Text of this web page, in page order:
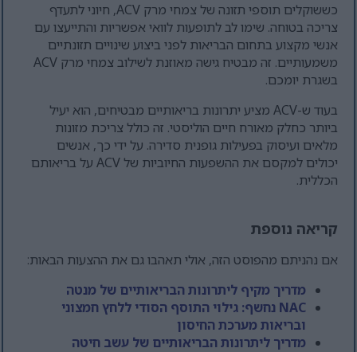
כששוקלים תוספי תזונה של צמחי מרק ACV, חיוני לתעדף
צריכה בטוחה. שימו לב לתופעות לוואי אפשריות והתייעצו עם
אנשי מקצוע בתחום הבריאות לפני ביצוע שינויים תזונתיים
משמעותיים. זה מבטיח גישה מאוזנת לשילוב צמחי מרק ACV
בשגרת יומכם.
בעוד ש-ACV מציע יתרונות בריאותיים מבטיחים, הוא יעיל
ביותר כחלק מאורח חיים הוליסטי. זה כולל צריכת מזונות
מלאים ועיסוק בפעילות גופנית סדירה. על ידי כך, אנשים
יכולים למקסם את ההשפעות החיוביות של ACV על בריאותם
הכללית.
קריאה נוספת
אם נהניתם מהפוסט הזה, אולי תאהבו גם את ההצעות הבאות:
מדריך מקיף ליתרונות הבריאותיים של מנטה
NAC נחשף: גילוי התוסף הסודי ללחץ חמצוני
ובריאות מערכת החיסון
מדריך ליתרונות הבריאותיים של עשב חיטה